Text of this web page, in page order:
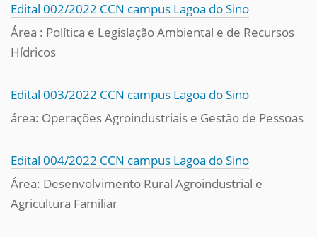
Edital 002/2022 CCN campus Lagoa do Sino
Área : Política e Legislação Ambiental e de Recursos
Hídricos
Edital 003/2022 CCN campus Lagoa do Sino
área: Operações Agroindustriais e Gestão de Pessoas
Edital 004/2022 CCN campus Lagoa do Sino
Área: Desenvolvimento Rural Agroindustrial e
Agricultura Familiar